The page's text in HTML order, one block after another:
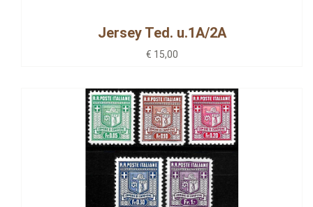
Jersey Ted. u.1A/2A
€ 15,00